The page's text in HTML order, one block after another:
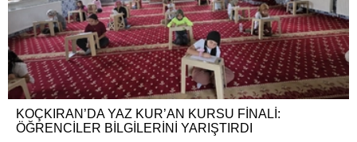
KOÇKIRAN’DA YAZ KUR’AN KURSU FİNALİ:
ÖĞRENCİLER BİLGİLERİNİ YARIŞTIRDI